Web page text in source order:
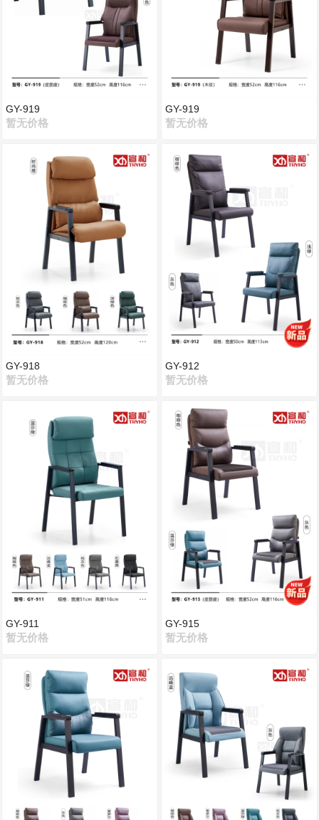
GY-919
暂无价格
GY-918
暂无价格
GY-911
暂无价格
GY-919
暂无价格
GY-912
暂无价格
GY-915
暂无价格